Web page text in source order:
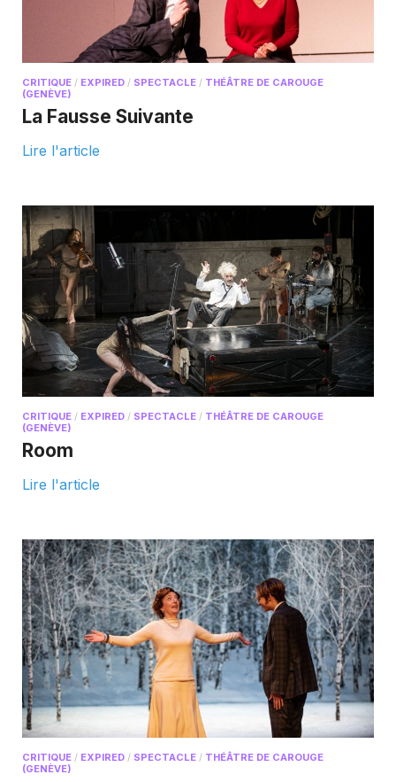
CRITIQUE / EXPIRED / SPECTACLE / THÉÂTRE DE CAROUGE
(GENÈVE)
La Fausse Suivante
Lire l'article
CRITIQUE / EXPIRED / SPECTACLE / THÉÂTRE DE CAROUGE
(GENÈVE)
Room
Lire l'article
CRITIQUE / EXPIRED / SPECTACLE / THÉÂTRE DE CAROUGE
(GENÈVE)